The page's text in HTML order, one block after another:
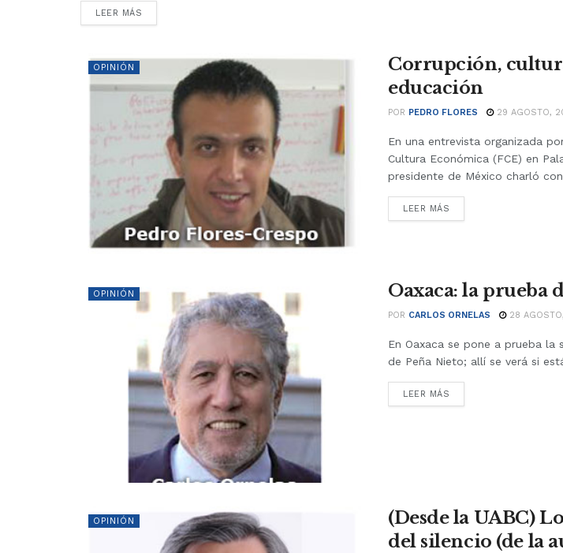
LEER MÁS
OPINIÓN
Corrupción,
educación
POR PEDRO FLORES 29 AGOSTO,
En una entrevista organizada
Cultura Económica (FCE) en
presidente de México charló
LEER MÁS
OPINIÓN Oaxaca: la prueba
POR CARLOS ORNELAS 28
En Oaxaca se pone a prueba la
de Peña Nieto; allí se verá si
LEER MÁS
OPINIÓN
(Desde la UABC)
del silencio (de la